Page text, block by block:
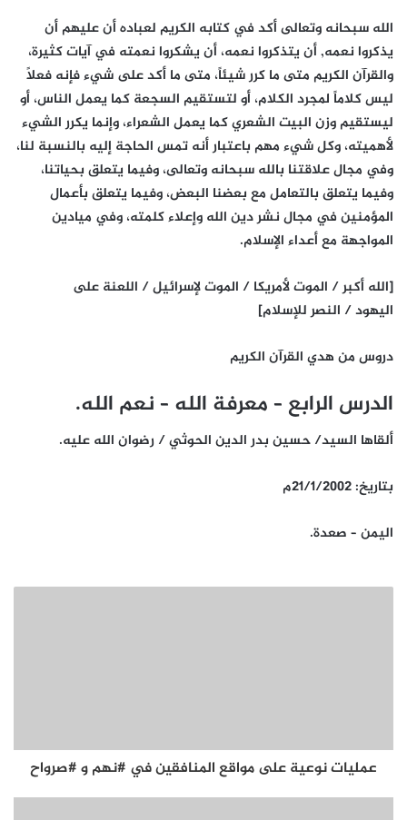
الله سبحانه وتعالى أكد في كتابه الكريم لعباده أن عليهم أن
يذكروا نعمه, أن يتذكروا نعمه، أن يشكروا نعمته في آيات كثيرة،
والقرآن الكريم متى ما كرر شيئاً، متى ما أكد على شيء فإنه فعلاً
ليس كلاماً لمجرد الكلام، أو لتستقيم السجعة كما يعمل الناس، أو
ليستقيم وزن البيت الشعري كما يعمل الشعراء، وإنما يكرر الشيء
لأهميته، وكل شيء مهم باعتبار أنه تمس الحاجة إليه بالنسبة لنا،
وفي مجال علاقتنا بالله سبحانه وتعالى، وفيما يتعلق بحياتنا،
وفيما يتعلق بالتعامل مع بعضنا البعض، وفيما يتعلق بأعمال
المؤمنين في مجال نشر دين الله وإعلاء كلمته، وفي ميادين
المواجهة مع أعداء الإسلام.
[الله أكبر / الموت لأمريكا / الموت لإسرائيل / اللعنة على
اليهود / النصر للإسلام]
دروس من هدي القرآن الكريم
الدرس الرابع – معرفة الله – نعم الله.
ألقاها السيد/ حسين بدر الدين الحوثي / رضوان الله عليه.
بتاريخ: 21/1/2002م
اليمن – صعدة.
عمليات نوعية على مواقع المنافقين في #نهم و #صرواح